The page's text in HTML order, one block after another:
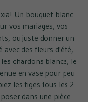
Un bouquet blanc
vos mariages, vos
ou juste donner un
avec des fleurs d'été,
chardons blancs, le
en vase pour peu
les tiges tous les 2
dans une pièce